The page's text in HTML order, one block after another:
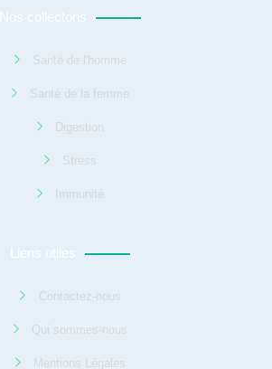
Nos collectons
Santé de l'homme
Santé de la femme
Digestion
Stress
Immunité
Liens utiles
Contactez-nous
Qui sommes-nous
Mentions Légales